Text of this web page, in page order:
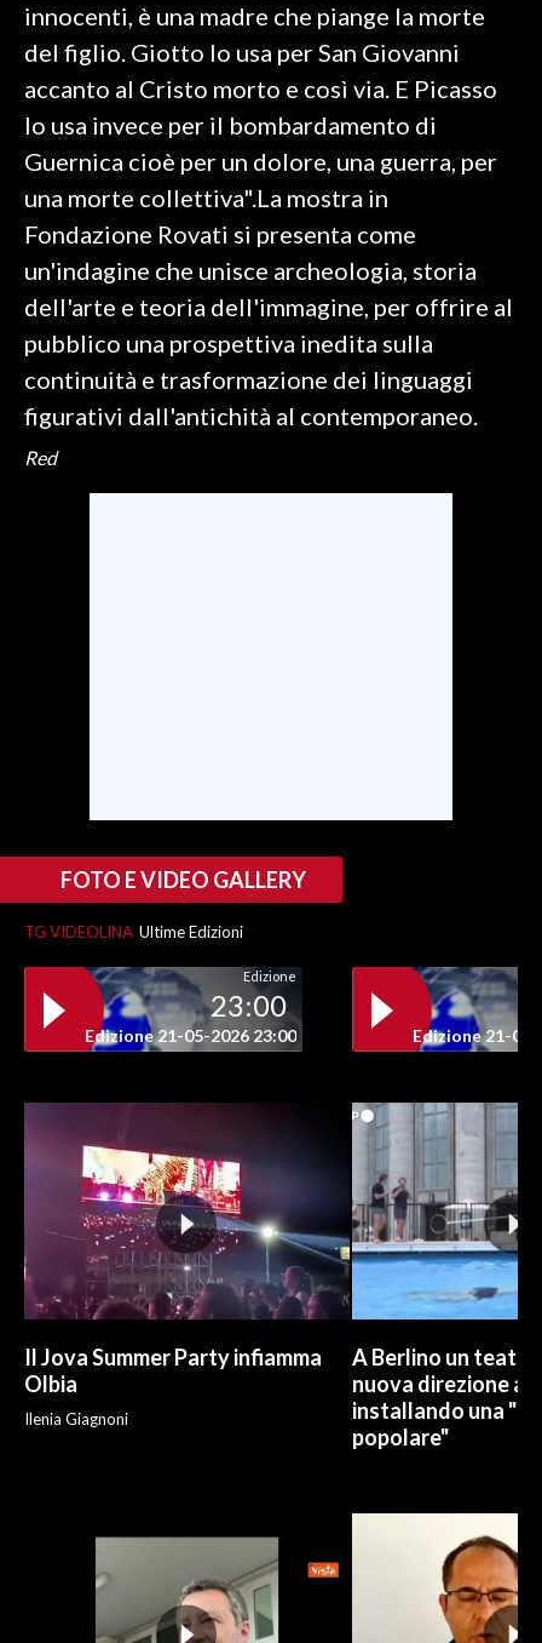
innocenti, è una madre che piange la morte
del figlio. Giotto lo usa per San Giovanni
accanto al Cristo morto e così via. E Picasso
lo usa invece per il bombardamento di
Guernica cioè per un dolore, una guerra, per
una morte collettiva".La mostra in
Fondazione Rovati si presenta come
un'indagine che unisce archeologia, storia
dell'arte e teoria dell'immagine, per offrire al
pubblico una prospettiva inedita sulla
continuità e trasformazione dei linguaggi
figurativi dall'antichità al contemporaneo.
Red
FOTO E VIDEO GALLERY
TG VIDEOLINA Ultime Edizioni
Edizione
23:00
Edizione 21-05-2026 23:00 Edizione 21-05-
Il Jova Summer Party infiamma
Olbia
Ilenia Giagnoni
A Berlino un
nuova direzione
installando una
popolare"